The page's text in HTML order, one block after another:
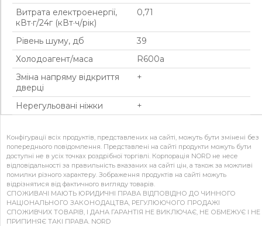
Витрата електроенергії,
кВт·г/24г (кВт·ч/рік)
0,71
Рівень шуму, дб
39
Холодоагент/маса
R600a
Зміна напряму відкриття
дверці
+
Нерегульовані ніжки +
Конфігурації всіх продуктів, представлених на сайті, можуть бути змінені без
попереднього повідомлення. Представлені на сайті продукти можуть бути
доступні не в усіх точках роздрібної торгівлі. Корпорація NORD не несе
відповідальності за правильність вказаних на сайті цін, а також за можливі
помилки різного характеру. Зображення продуктів на сайті можуть
відрізнятися від фактичного вигляду товарів.
СПОЖИВАЧІ МАЮТЬ ЮРИДИЧНІ ПРАВА ВІДПОВІДНО ДО ЧИННОГО
НАЦІОНАЛЬНОГО ЗАКОНОДАЦТВА, РЕГУЛЮЮЧОГО ПРОДАЖІ
СПОЖИВЧИХ ТОВАРІВ, І ДАНА ГАРАНТІЯ НЕ ВИКЛЮЧАЄ, НЕ ОБМЕЖУЄ І НЕ
ПРИПИНЯЄ ТАКІ ПРАВА. NORD